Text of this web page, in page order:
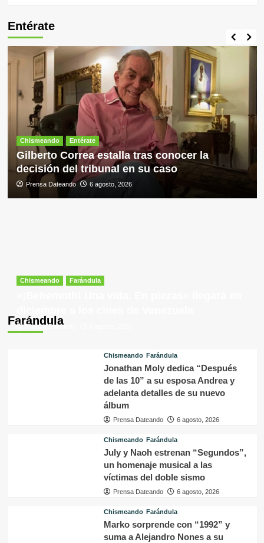
Entérate
Chismeando Entérate
Gilberto Correa estalla tras conocer la
decisión del tribunal en su caso
Prensa Dateando 6 agosto, 2026
Farándula
Chismeando Farándula
Prensa Dateando
Chismeando Farándula
Jonathan Moly dedica “Después
de las 10” a su esposa Andrea y
adelanta detalles de su nuevo
álbum
Prensa Dateando 6 agosto, 2026
Chismeando Farándula
July y Naoh estrenan “Segundos”,
un homenaje musical a las
víctimas del doble sismo
Prensa Dateando 6 agosto, 2026
Chismeando Farándula
Marko sorprende con “1992” y
suma a Alejandro Nones a su